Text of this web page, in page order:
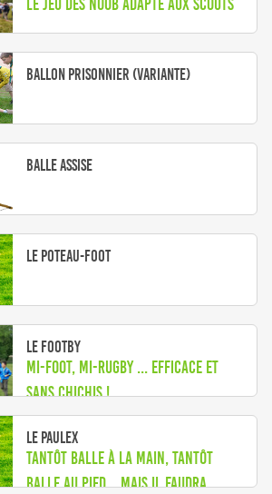
Le jeu des Noob adapté aux scouts
Ballon prisonnier (variante)
Balle assise
Le poteau-foot
Le Footby
Mi-Foot, Mi-Rugby ... efficace et
sans chichis !
Le Paulex
Tantôt balle à la main, tantôt
balle au pied... Mais il faudra